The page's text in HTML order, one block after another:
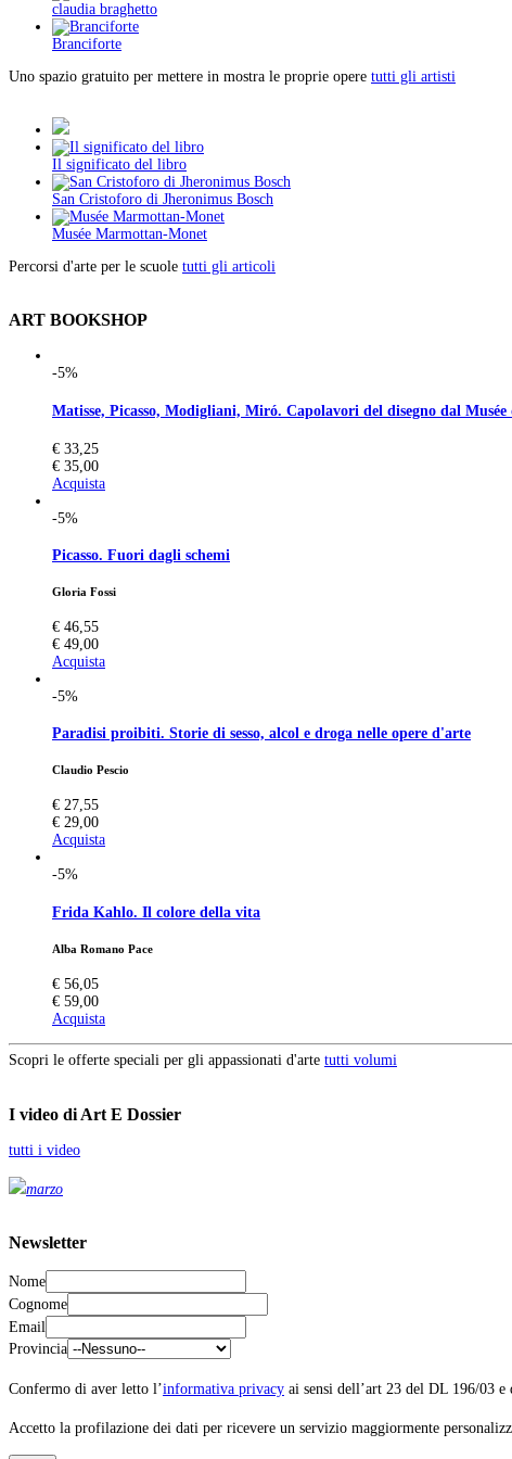
claudia braghetto
Branciforte
Uno spazio gratuito per mettere in mostra le proprie opere tutti gli artisti
Il significato del libro
San Cristoforo di Jheronimus Bosch
Musée Marmottan-Monet
Percorsi d'arte per le scuole tutti gli articoli
ART BOOKSHOP
-5%
Matisse, Picasso, Modigliani, Miró. Capolavori del disegno dal Musée
€ 33,25
€ 35,00
Acquista
-5%
Picasso. Fuori dagli schemi
Gloria Fossi
€ 46,55
€ 49,00
Acquista
-5%
Paradisi proibiti. Storie di sesso, alcol e droga nelle opere d'arte
Claudio Pescio
€ 27,55
€ 29,00
Acquista
-5%
Frida Kahlo. Il colore della vita
Alba Romano Pace
€ 56,05
€ 59,00
Acquista
Scopri le offerte speciali per gli appassionati d'arte tutti volumi
I video di Art E Dossier
tutti i video
marzo
Newsletter
Nome
Cognome
Email
Provincia
Confermo di aver letto l’informativa privacy ai sensi dell’art 23 del DL 196/03
Accetto la profilazione dei dati per ricevere un servizio maggiormente